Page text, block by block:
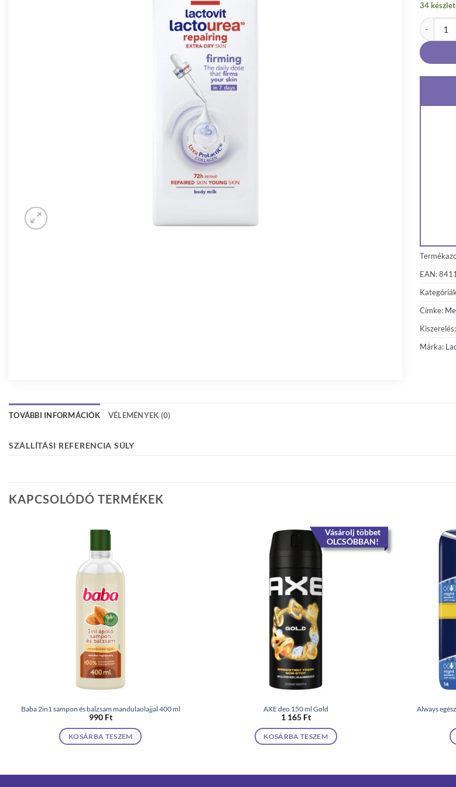
34
Lactovit
EAN:
Címke:
Márka:
TOVÁBBI INFORMÁCIÓK VÉLEMÉNYEK (0)
SZÁLLÍTÁSI REFERENCIA SÚLY
KAPCSOLÓDÓ TERMÉKEK
Baba 2in1 sampon és balzsam mandulaolajjal 400 ml
990 Ft
KOSÁRBA TESZEM
Vásárolj többet
OLCSÓBBAN!
AXE deo 150 ml Gold
1 165 Ft
KOSÁRBA TESZEM
Always